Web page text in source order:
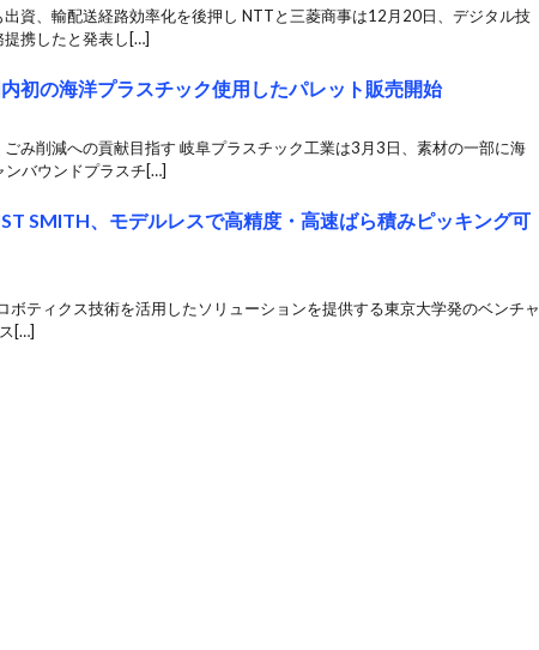
資、輸配送経路効率化を後押し NTTと三菱商事は12月20日、デジタル技
携したと発表し[…]
初の海洋プラスチック使用したパレット販売開始
み削減への貢献目指す 岐阜プラスチック工業は3月3日、素材の一部に海
ンバウンドプラスチ[…]
SMITH、モデルレスで高精度・高速ばら積みピッキング可
ティクス技術を活用したソリューションを提供する東京大学発のベンチャ
[…]